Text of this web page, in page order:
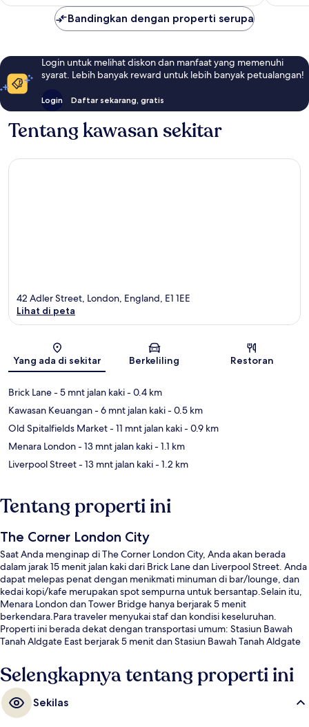
Bandingkan dengan properti serupa
Login untuk melihat diskon dan manfaat yang memenuhi
syarat. Lebih banyak reward untuk lebih banyak petualangan!
Login Daftar sekarang, gratis
Tentang kawasan sekitar
Peta
42 Adler Street, London, England, E1 1EE
Lihat di peta
Yang ada di sekitar Berkeliling Restoran
Brick Lane- 5 mnt jalan kaki- 0.4 km
Kawasan Keuangan- 6 mnt jalan kaki- 0.5 km
Old Spitalfields Market- 11 mnt jalan kaki- 0.9 km
Menara London- 13 mnt jalan kaki- 1.1 km
Liverpool Street- 13 mnt jalan kaki- 1.2 km
Tentang properti ini
The Corner London City
Saat Anda menginap di The Corner London City, Anda akan berada
dalam jarak 15 menit jalan kaki dari Brick Lane dan Liverpool Street. Anda
dapat melepas penat dengan menikmati minuman di bar/lounge, dan
kedai kopi/kafe merupakan spot sempurna untuk bersantap.Selain itu,
Menara London dan Tower Bridge hanya berjarak 5 menit
berkendara.Para traveler menyukai staf dan kondisi keseluruhan.
Properti ini berada dekat dengan transportasi umum: Stasiun Bawah
Tanah Aldgate East berjarak 5 menit dan Stasiun Bawah Tanah Aldgate
Selengkapnya tentang properti ini
Sekilas